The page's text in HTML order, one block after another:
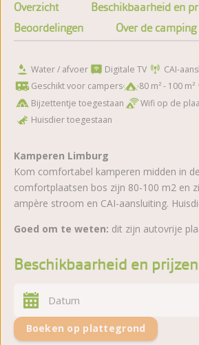
Overzicht
Beschikbaarheid en
Beoordelingen
Over de camping
Water / afvoer Digitale TV
CAI-
Geschikt voor campers
80 m² - 100 m²
Bijzettentje toegestaan
Wifi op de
Huisdier toegestaan
Kamperen Limburg
Kom comfortabel kamperen midden in
comfortplaatsen bos zijn 80-100 m2 en
ampère stroom en CAI-aansluiting.
Goed om te weten: dit zijn autovrije
Beschikbaarheid en prijzen
Boeken op plattegrond